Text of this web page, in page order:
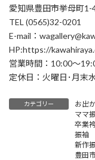
愛知県豊田市挙母町1-
TEL (0565)32-0201
E-mail：
HP:https://
営業時間：10:00～
定休日：火曜日･月末
カテゴリー お出
ママ
卒業
振袖
新作
豊田